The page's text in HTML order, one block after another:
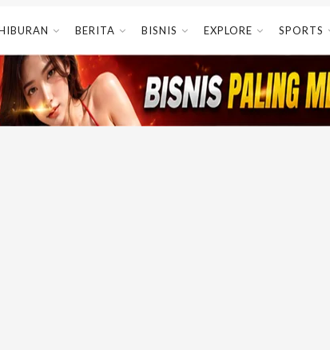
BERITA BISNIS EXPLORE SPORTS